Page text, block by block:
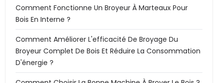
Comment Fonctionne Un Broyeur À Marteaux Pour
Bois En Interne ?
Comment Améliorer L'efficacité De Broyage Du
Broyeur Complet De Bois Et Réduire La Consommation
D'énergie ?